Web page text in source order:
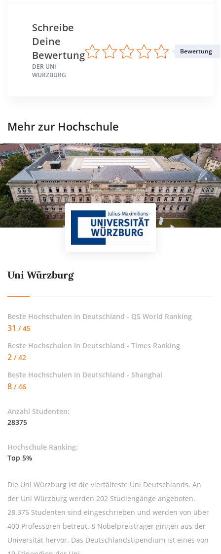
Schreibe
Deine
Bewertung
DER UNI
WÜRZBURG
Bewertung
Mehr zur Hochschule
Uni Würzburg
Beste Hochschulen in Deutschland - QS World Ranking
31 / 45
Beste Hochschulen in Deutschland - Times Ranking
2 / 42
Beste Hochschulen in Deutschland - Shanghai
8 / 46
Anzahl Studenten:
28375
Hochschule Ranking:
Top 5%
Die Uni Würzburg ist die viertälteste Uni Deutschlands. An
der Uni Würzburg werden 202 Studiengänge angeboten.
28.375 Studenten sind eingeschrieben und werden von über
400 Professoren betreut. 8 Nobelpreisträger gingen aus der
Universität hervor. Das Deutschlandstipendium ist eines von